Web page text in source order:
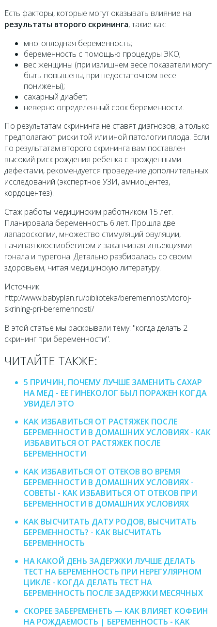
Есть факторы, которые могут оказывать влияние на
результаты второго скрининга, такие как:
многоплодная беременность;
беременность с помощью процедуры ЭКО;
вес женщины (при излишнем весе показатели могут
быть повышены, при недостаточном весе –
понижены);
сахарный диабет;
неверно определенный срок беременности.
По результатам скрининга не ставят диагнозов, а только
предполагают риски той или иной патологии плода. Если
по результатам второго скрининга вам поставлен
высокий риск рождения ребенка с врожденными
дефектами, рекомендуется проведение дополнительных
исследований (экспертное УЗИ, амниоцентез,
кордоцентез).
Стаж работы медицинским работником 15 лет.
Планировала беременность 6 лет. Прошла две
лапароскопии, множество стимуляций овуляции,
начиная клостиобегитом и заканчивая инъекциями
гонала и пурегона. Детально разбиралась со своим
здоровьем, читая медицинскую литературу.
Источник:
http://www.babyplan.ru/biblioteka/beremennost/vtoroj-
skrining-pri-beremennosti/
В этой статье мы раскрывали тему: "когда делать 2
скрининг при беременности".
ЧИТАЙТЕ ТАКЖЕ:
5 ПРИЧИН, ПОЧЕМУ ЛУЧШЕ ЗАМЕНИТЬ САХАР
НА МЕД - ЕЕ ГИНЕКОЛОГ БЫЛ ПОРАЖЕН КОГДА
УВИДЕЛ ЭТО
КАК ИЗБАВИТЬСЯ ОТ РАСТЯЖЕК ПОСЛЕ
БЕРЕМЕННОСТИ В ДОМАШНИХ УСЛОВИЯХ - КАК
ИЗБАВИТЬСЯ ОТ РАСТЯЖЕК ПОСЛЕ
БЕРЕМЕННОСТИ
КАК ИЗБАВИТЬСЯ ОТ ОТЕКОВ ВО ВРЕМЯ
БЕРЕМЕННОСТИ В ДОМАШНИХ УСЛОВИЯХ -
СОВЕТЫ - КАК ИЗБАВИТЬСЯ ОТ ОТЕКОВ ПРИ
БЕРЕМЕННОСТИ В ДОМАШНИХ УСЛОВИЯХ
КАК ВЫСЧИТАТЬ ДАТУ РОДОВ, ВЫСЧИТАТЬ
БЕРЕМЕННОСТЬ? - КАК ВЫСЧИТАТЬ
БЕРЕМЕННОСТЬ
НА КАКОЙ ДЕНЬ ЗАДЕРЖКИ ЛУЧШЕ ДЕЛАТЬ
ТЕСТ НА БЕРЕМЕННОСТЬ ПРИ НЕРЕГУЛЯРНОМ
ЦИКЛЕ - КОГДА ДЕЛАТЬ ТЕСТ НА
БЕРЕМЕННОСТЬ ПОСЛЕ ЗАДЕРЖКИ МЕСЯЧНЫХ
СКОРЕЕ ЗАБЕРЕМЕНЕТЬ — КАК ВЛИЯЕТ КОФЕИН
НА РОЖДАЕМОСТЬ | БЕРЕМЕННОСТЬ - КАК